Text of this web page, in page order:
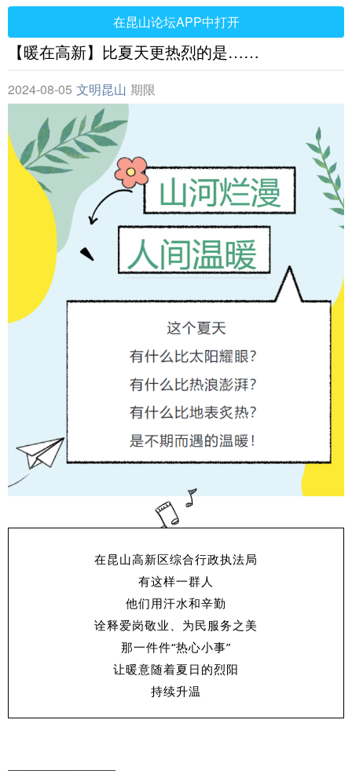
在昆山论坛APP中打开
【暖在高新】比夏天更热烈的是……
2024-08-05 文明昆山 期限
在昆山高新区综合行政执法局
有这样一群人
他们用汗水和辛勤
诠释爱岗敬业、为民服务之美
那一件件“热心小事”
让暖意随着夏日的烈阳
持续升温